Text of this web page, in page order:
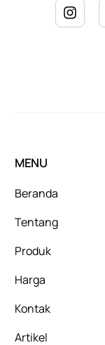
MENU
Beranda
Tentang
Produk
Harga
Kontak
Artikel